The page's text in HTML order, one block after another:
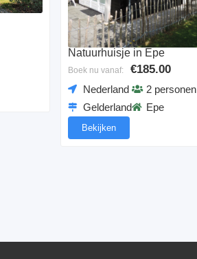
Natuurhuisje in Epe
Boek nu vanaf: €185.00
Nederland
Gelderland
2 personen
Epe
Bekijken